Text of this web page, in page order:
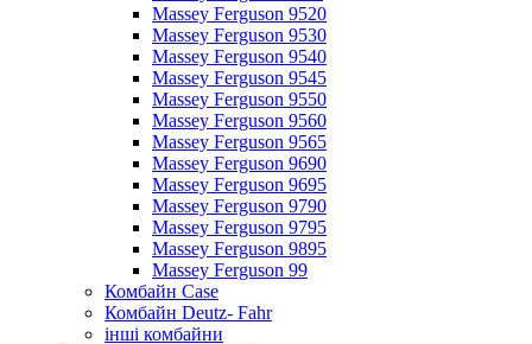
Massey Ferguson 9520
Massey Ferguson 9530
Massey Ferguson 9540
Massey Ferguson 9545
Massey Ferguson 9550
Massey Ferguson 9560
Massey Ferguson 9565
Massey Ferguson 9690
Massey Ferguson 9695
Massey Ferguson 9790
Massey Ferguson 9795
Massey Ferguson 9895
Massey Ferguson 99
Комбайн Case
Комбайн Deutz- Fahr
інші комбайни